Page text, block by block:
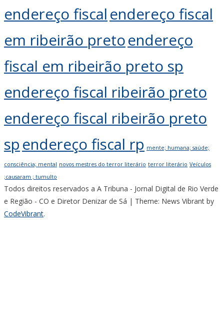
endereço fiscal endereço fiscal
em ribeirão pretoendereço
fiscal em ribeirão preto sp
endereço fiscal ribeirão preto
endereço fiscal ribeirão preto
sp endereço fiscal rp mente; humana; saúde;
consciência; mental novos mestres do terror literário terror literário Veículos
;causaram ; tumulto
Todos direitos reservados a A Tribuna - Jornal Digital de Rio Verde
e Região - CO e Diretor Denizar de Sá | Theme: News Vibrant by
CodeVibrant.